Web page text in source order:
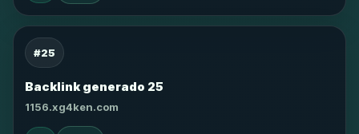
#25
Backlink generado 25
1156.xg4ken.com